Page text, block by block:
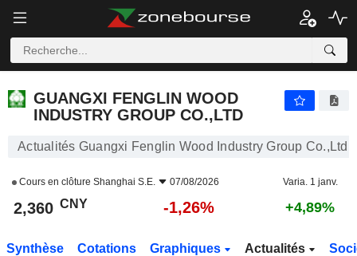
GUANGXI FENGLIN WOOD
INDUSTRY GROUP CO.,LTD
Actualités Guangxi Fenglin Wood Industry Group Co.,Ltd
Cours en clôture Shanghai S.E. 07/08/2026 Varia. 1 janv.
2,360 CNY -1,26% +4,89%
Synthèse Cotations Graphiques Actualités